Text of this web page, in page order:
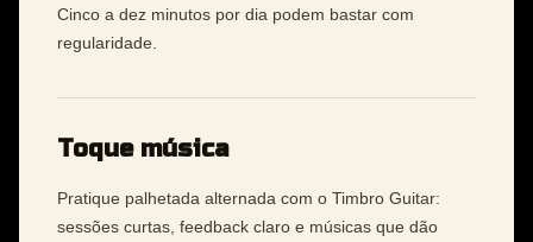
Cinco a dez minutos por dia podem bastar com
regularidade.
Toque música
Pratique palhetada alternada com o Timbro Guitar:
sessões curtas, feedback claro e músicas que dão